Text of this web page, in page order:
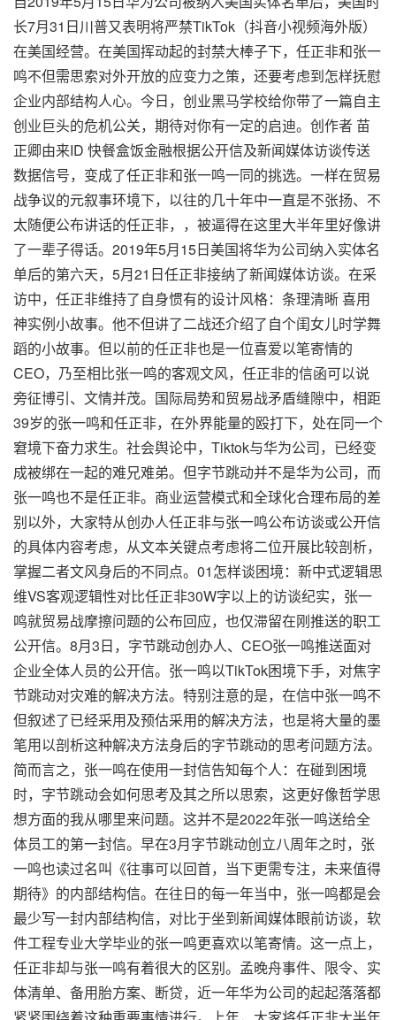
长7月31日川普又表明将严禁TikTok（抖音小视频海外版）
在美国经营。在美国挥动起的封禁大棒子下，任正非和张一
鸣不但需思索对外开放的应变力之策，还要考虑到怎样抚慰
企业内部结构人心。今日，创业黑马学校给你带了一篇自主
创业巨头的危机公关，期待对你有一定的启迪。创作者 苗
正卿由来ID 快餐盒饭金融根据公开信及新闻媒体访谈传送
数据信号，变成了任正非和张一鸣一同的挑选。一样在贸易
战争议的元叙事环境下，以往的几十年中一直是不张扬、不
太随便公布讲话的任正非，，被逼得在这里大半年里好像讲
了一辈子得话。2019年5月15日美国将华为公司纳入实体名
单后的第六天，5月21日任正非接纳了新闻媒体访谈。在采
访中，任正非维持了自身惯有的设计风格：条理清晰 喜用
神实例小故事。他不但讲了二战还介绍了自个闺女儿时学舞
蹈的小故事。但以前的任正非也是一位喜爱以笔寄情的
CEO，乃至相比张一鸣的客观文风，任正非的信函可以说
旁征博引、文情并茂。国际局势和贸易战矛盾缝隙中，相距
39岁的张一鸣和任正非，在外界能量的殴打下，处在同一个
窘境下奋力求生。社会舆论中，Tiktok与华为公司，已经变
成被绑在一起的难兄难弟。但字节跳动并不是华为公司，而
张一鸣也不是任正非。商业运营模式和全球化合理布局的差
别以外，大家特从创办人任正非与张一鸣公布访谈或公开信
的具体内容考虑，从文本关键点考虑将二位开展比较剖析，
掌握二者文风身后的不同点。01怎样谈困境：新中式逻辑思
维VS客观逻辑性对比任正非30W字以上的访谈纪实，张一
鸣就贸易战摩擦问题的公布回应，也仅滞留在刚推送的职工
公开信。8月3日，字节跳动创办人、CEO张一鸣推送面对
企业全体人员的公开信。张一鸣以TikTok困境下手，对焦字
节跳动对灾难的解决方法。特别注意的是，在信中张一鸣不
但叙述了已经采用及预估采用的解决方法，也是将大量的墨
笔用以剖析这种解决方法身后的字节跳动的思考问题方法。
简而言之，张一鸣在使用一封信告知每个人：在碰到困境
时，字节跳动会如何思考及其之所以思索，这更好像哲学思
想方面的我从哪里来问题。这并不是2022年张一鸣送给全
体员工的第一封信。早在3月字节跳动创立八周年之时，张
一鸣也读过名叫《往事可以回首，当下更需专注，未来值得
期待》的内部结构信。在往日的每一年当中，张一鸣都是会
最少写一封内部结构信，对比于坐到新闻媒体眼前访谈，软
件工程专业大学毕业的张一鸣更喜欢以笔寄情。这一点上，
任正非却与张一鸣有着很大的区别。孟晚舟事件、限令、实
体清单、备用胎方案、断贷，近一年华为公司的起起落落都